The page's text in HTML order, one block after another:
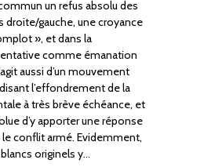
un refus absolu des
droite/gauche, une croyance
», et dans la
comme émanation
aussi d’un mouvement
l’effondrement de la
à très brève échéance, et
d’y apporter une réponse
conflit armé. Evidemment,
originels y…